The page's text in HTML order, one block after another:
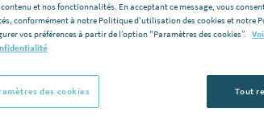
et nos fonctionnalités. En acceptant ce message, vous
conformément à notre Politique d'utilisation des cookies et notre
vos préférences à partir de l’option "Paramètres des cookies”.
Tout
des cookies